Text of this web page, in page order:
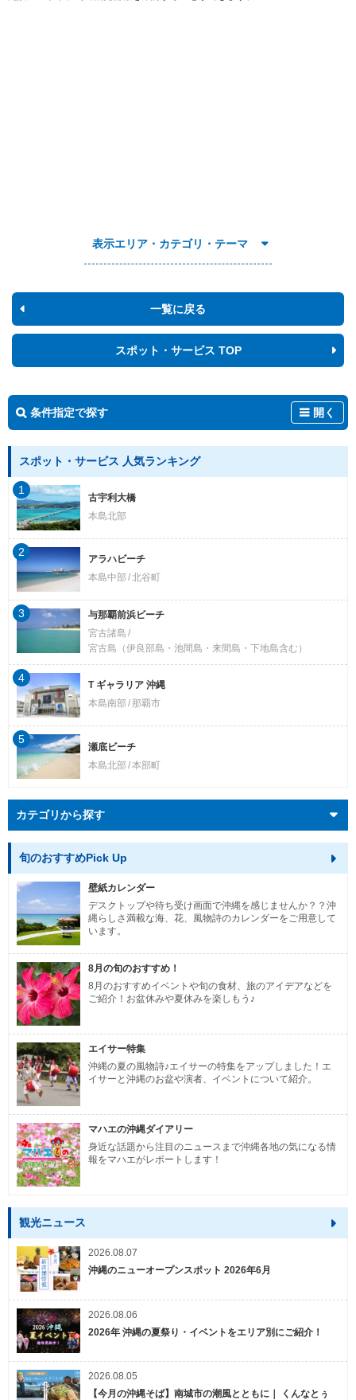
表示エリア・カテゴリ・テーマ
一覧に戻る
スポット・サービス TOP
条件指定で探す 開く
スポット・サービス 人気ランキング
古宇利大橋
本島北部
1
アラハビーチ
本島中部 北谷町
2
与那覇前浜ビーチ
宮古諸島
宮古島（伊良部島・池間島・来間島・下地島含む）
3
T ギャラリア 沖縄
本島南部
那覇市
4
瀬底ビーチ
本島北部 本部町
5
カテゴリから探す
旬のおすすめPick Up
壁紙カレンダー
デスクトップや待ち受け画面で沖縄を感じませんか？？沖
縄らしさ満載な海、花、風物詩のカレンダーをご用意して
います。
8月の旬のおすすめ！
8月のおすすめイベントや旬の食材、旅のアイデアなどを
ご紹介！お盆休みや夏休みを楽しもう♪
エイサー特集
沖縄の夏の風物詩♪エイサーの特集をアップしました！エ
イサーと沖縄のお盆や演者、イベントについて紹介。
マハエの沖縄ダイアリー
身近な話題から注目のニュースまで沖縄各地の気になる情
報をマハエがレポートします！
観光ニュース
2026.08.07
沖縄のニューオープンスポット 2026年6月
2026.08.06
2026年 沖縄の夏祭り・イベントをエリア別にご紹介！
2026.08.05
【今月の沖縄そば】南城市の潮風とともに｜ くんなとぅ